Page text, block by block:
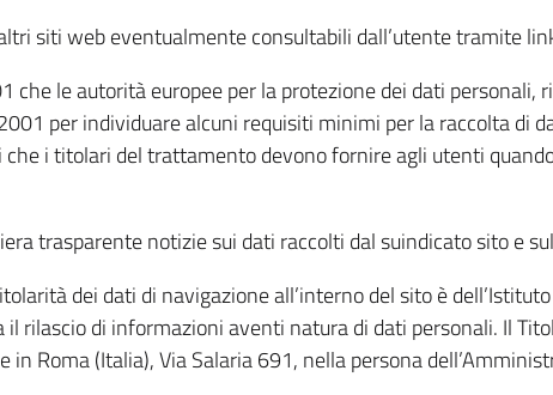
siti web eventualmente consultabili dall’utente tramite
le autorità europee per la protezione dei dati personali,
per individuare alcuni requisiti minimi per la raccolta di
i titolari del trattamento devono fornire agli utenti
trasparente notizie sui dati raccolti dal suindicato sito e
dei dati di navigazione all’interno del sito è
rilascio di informazioni aventi natura di dati personali. Il
in Roma (Italia), Via Salaria 691, nella persona